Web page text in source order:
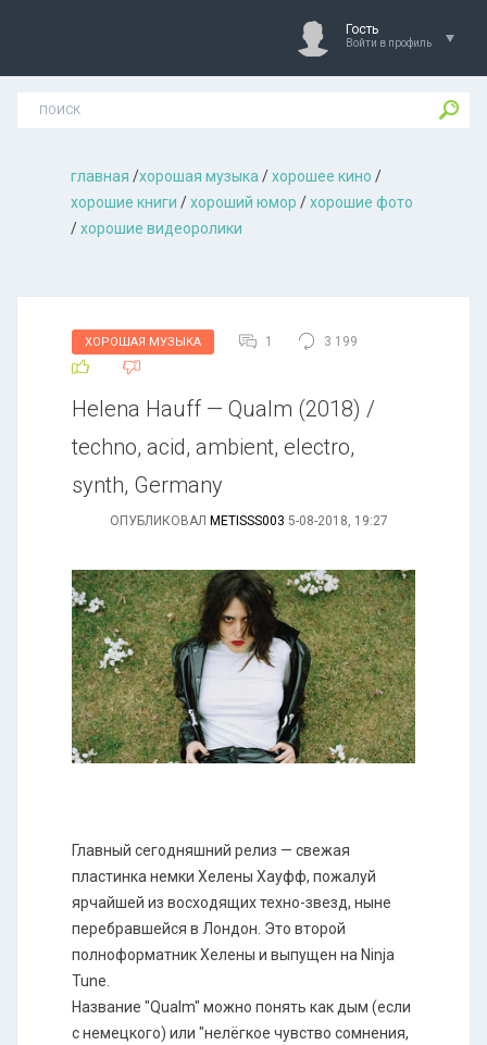
Гость
Войти в профиль
главная /хорошая музыкa /хорошее кино /
хорошие книги /хороший юмор /хорошие фото
/хорошие видеоролики
ХОРОШАЯ МУЗЫКА 1 3 199
Неlеnа Наuff — Quаlm (2018) /
techno, acid, ambient, electro,
synth, Germany
ОПУБЛИКОВАЛ METISSS003 5-08-2018, 19:27
Главный сегодняшний релиз — свежая
пластинка немки Хелены Хауфф, пожалуй
ярчайшей из восходящих техно-звезд, ныне
перебравшейся в Лондон. Это второй
полноформатник Хелены и выпущен на Ninja
Tune.
Название "Qualm" можно понять как дым (если
с немецкого) или "нелёгкое чувство сомнения,